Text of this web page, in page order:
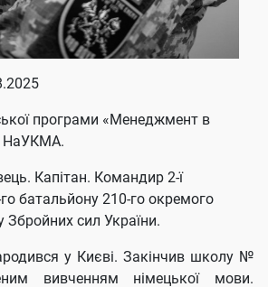
програми «Менеджмент в
НаУКМА.
Капітан. Командир 2-ї
батальйону 210-го окремого
сил України.
у Києві. Закінчив школу №
вивченням німецької мови.